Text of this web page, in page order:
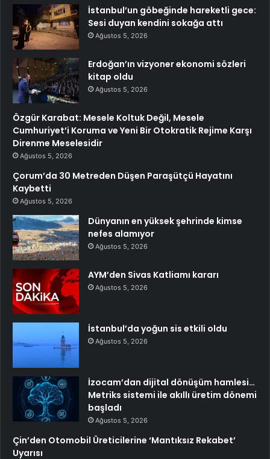
İstanbul’un göbeğinde hareketli gece:
Sesi duyan kendini sokağa attı
Ağustos 5, 2026
Erdoğan’ın vizyoner ekonomi sözleri
kitap oldu
Ağustos 5, 2026
Özgür Karabat: Mesele Koltuk Değil, Mesele
Cumhuriyet’i Koruma ve Yeni Bir Otokratik Rejime Karşı
Direnme Meselesidir
Ağustos 5, 2026
Çorum’da 30 Metreden Düşen Paraşütçü Hayatını
Kaybetti
Ağustos 5, 2026
Dünyanın en yüksek şehrinde kimse
nefes alamıyor
Ağustos 5, 2026
AYM’den Sivas Katliamı kararı
Ağustos 5, 2026
İstanbul’da yoğun sis etkili oldu
Ağustos 5, 2026
İzocam’dan dijital dönüşüm hamlesi…
Metriks sistemi ile akıllı üretim dönemi
başladı
Ağustos 5, 2026
Çin’den Otomobil Üreticilerine ‘Mantıksız Rekabet’
Uyarısı